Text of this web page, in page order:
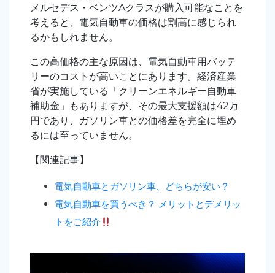
メルセデス・ベンツAクラスが購入可能なことを
考えると、電気自動車の価格は割高に感じられ
るかもしれません。
この高価格の主な原因は、電気自動車用バッテ
リーのコストが高いことにあります。経済産業
省が実施している「クリーンエネルギー自動車
補助金」もありますが、その最大支援額は42万
円であり、ガソリン車との価格差を完全に埋め
るには至っていません。
【関連記事】
電気自動車とガソリン車、どちらが安い？
電気自動車を買うべき？ メリットとデメリッ
トをご紹介